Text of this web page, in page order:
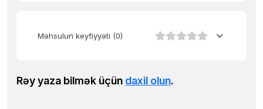
Məhsulun keyfiyyəti (0)
Rəy yaza bilmək üçün daxil olun.